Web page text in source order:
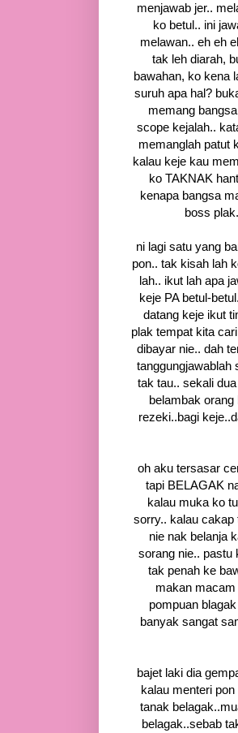
menjawab jer..
ko betul.. ini
melawan.. eh eh
tak leh diarah,
bawahan, ko kena
suruh apa hal?
memang
scope kejalah..
memanglah patut
kalau keje kau
ko TAKNAK
kenapa bangsa
boss
ni lagi satu yang
pon.. tak kisah lah
lah.. ikut lah apa
keje PA betul-
datang keje ikut
plak tempat kita
dibayar nie.. dah
tanggungjawablah
tak tau.. sekali
belambak
rezeki..bagi
oh aku tersasar
tapi BELAGAK
kalau muka ko
sorry.. kalau cakap
nie nak belanja
sorang nie.. pastu
tak penah ke
makan
pompuan
banyak sangat
bajet laki dia
kalau menteri
tanak
belagak..sebab